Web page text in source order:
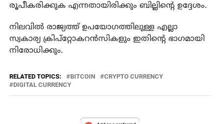
രൂപീകരിക്കുക എന്നതായിരിക്കും ബില്ലിന്റെ ഉദ്ദേശം.
നിലവില്‍ രാജ്യത്ത് ഉപയോഗത്തിലുള്ള എല്ലാ
സ്വകാര്യ ക്രിപ്‌റ്റോകറന്‍സികളും ഇതിന്റെ ഭാഗമായി
നിരോധിക്കും.
RELATED TOPICS: BITCOIN
CRYPTO CURRENCY
DIGITAL CURRENCY